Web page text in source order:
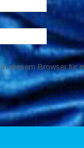
diesem Browser für